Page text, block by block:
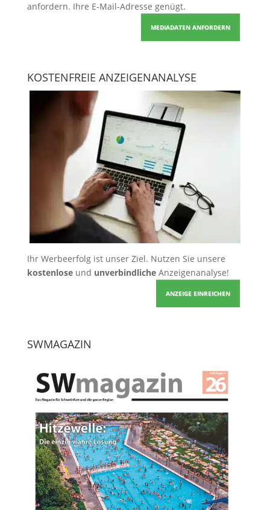
anfordern. Ihre E-Mail-Adresse genügt.
MEDIADATEN ANFORDERN
KOSTENFREIE ANZEIGENANALYSE
Ihr Werbeerfolg ist unser Ziel. Nutzen Sie unsere
kostenloseund unverbindlicheAnzeigenanalyse!
ANZEIGE EINREICHEN
SWMAGAZIN